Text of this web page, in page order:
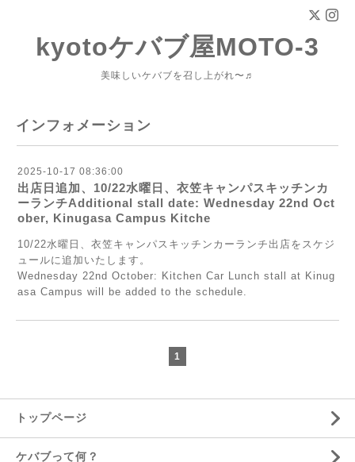
kyotoケバブ屋MOTO-3
美味しいケバブを召し上がれ〜♬
インフォメーション
2025-10-17 08:36:00
出店日追加、10/22水曜日、衣笠キャンパスキッチンカ
ーランチAdditional stall date: Wednesday 22nd Oct
ober, Kinugasa Campus Kitche
10/22水曜日、衣笠キャンパスキッチンカーランチ出店をスケジ
ュールに追加いたします。
Wednesday 22nd October: Kitchen Car Lunch stall at Kinug
asa Campus will be added to the schedule.
1
トップページ
ケバブって何？